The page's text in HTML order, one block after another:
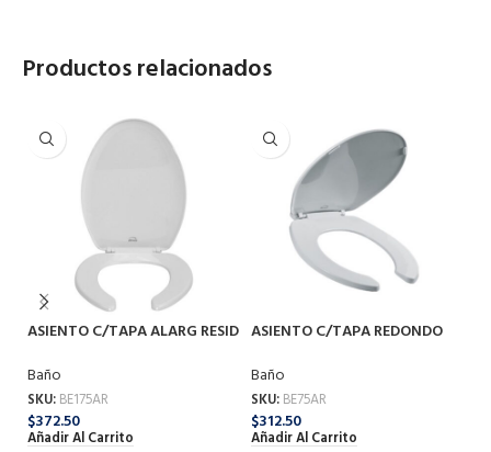
Productos relacionados
ASIENTO C/TAPA ALARG RESID
Baño
SKU: BE175AR
$372.50
Añadir Al Carrito
ASIENTO C/TAPA REDONDO
Baño
SKU: BE75AR
$312.50
Añadir Al Carrito